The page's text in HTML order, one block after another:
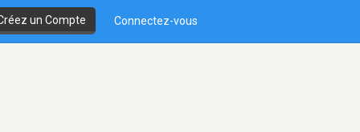
un Compte Connectez-vous